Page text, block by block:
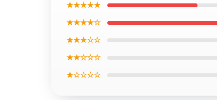
★★★★★
★★★★☆
★★★☆☆
★★☆☆☆
★☆☆☆☆